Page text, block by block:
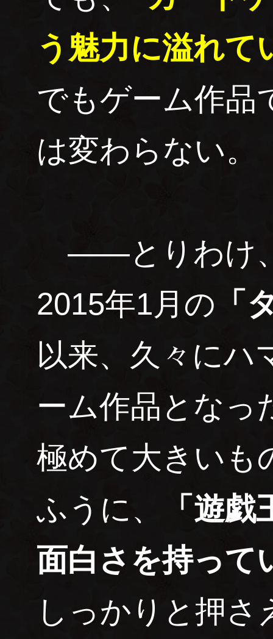
う魅力に溢れて
でもゲーム作品
は変わらない。
――とりわけ
2015年1月の 「
以来、久々にハ
ーム作品となっ
極めて大きいも
ふうに、
「遊
面白さを持って
しっかりと押